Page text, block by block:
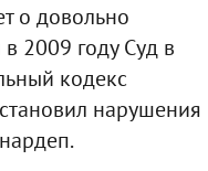
о довольно
2009 году Суд в
кодекс
нарушения